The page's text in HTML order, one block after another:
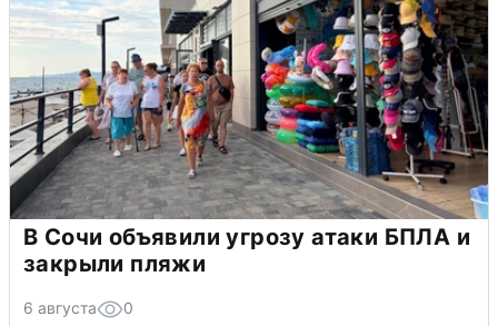
В Сочи объявили угрозу атаки БПЛА и
закрыли пляжи
6 августа 0